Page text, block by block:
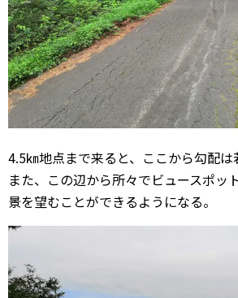
4.5㎞地点まで来ると、ここから勾配は
また、この辺から所々でビュースポッ
景を望むことができるようになる。